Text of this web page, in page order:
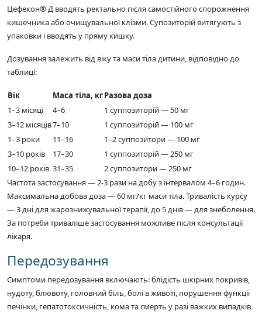
Цефекон® Д вводять ректально після самостійного спорожнення
кишечника або очищувальної клізми. Супозиторій витягують з
упаковки і вводять у пряму кишку.
Дозування залежить від віку та маси тіла дитини, відповідно до
таблиці:
Вік Маса тіла, кгРазова доза
1–3 місяці
4–6
1 суппозиторій — 50 мг
3–12 місяців7–10
1 суппозиторій — 100 мг
1–3 роки
11–16
1–2 суппозитори — 100 мг
3–10 років
17–30
1 суппозиторій — 250 мг
10–12 років 31–35
2 суппозитори — 250 мг
Частота застосування — 2-3 рази на добу з інтервалом 4–6 годин.
Максимальна добова доза — 60 мг/кг маси тіла. Тривалість курсу
— 3 дні для жарознижувальної терапії, до 5 днів — для знеболення.
За потреби триваліше застосування можливе після консультації
лікаря.
Передозування
Симптоми передозування включають: блідість шкірних покривів,
нудоту, блювоту, головний біль, болі в животі, порушення функції
печінки, гепатотоксичність, кома та смерть у разі важких випадків.